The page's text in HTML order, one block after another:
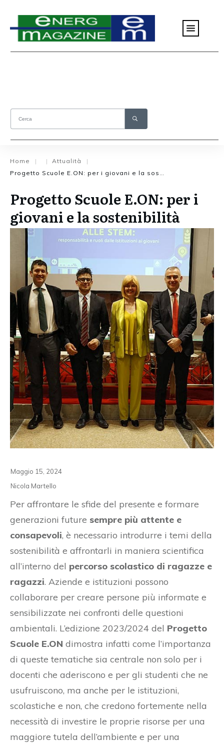
Home | | Attualità
|
Progetto Scuole E.ON: per i
giovani e la sostenibilità
Maggio 15, 2024
Nicola Martello
Per affrontare le sfide del presente e formare
generazioni future sempre più attente e
consapevoli, è necessario introdurre i temi della
sostenibilità e affrontarli in maniera scientifica
all’interno del percorso scolastico di ragazze e
ragazzi. Aziende e istituzioni possono
collaborare per creare persone più informate e
sensibilizzate nei confronti delle questioni
ambientali. L’edizione 2023/2024 del Progetto
Scuole E.ON dimostra infatti come l’importanza
di queste tematiche sia centrale non solo per i
docenti che aderiscono e per gli studenti che ne
usufruiscono, ma anche per le istituzioni,
scolastiche e non, che credono fortemente nella
necessità di investire le proprie risorse per una
maggiore tutela dell’ambiente e per una